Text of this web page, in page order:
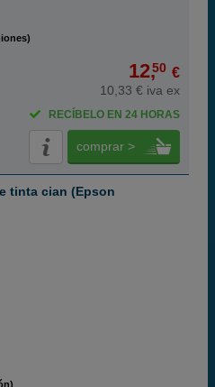
12,50 €
10,33 € iva ex
RECÍBELO EN 24 HORAS
comprar >
tinta cian (Epson